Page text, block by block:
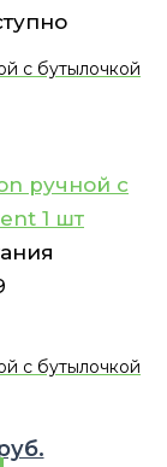
с бутылочкой
ручной с
1 шт
с бутылочкой
Текущая